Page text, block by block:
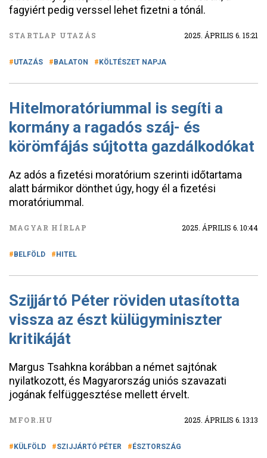
fagyiért pedig verssel lehet fizetni a tónál.
STARTLAP UTAZÁS 2025. ÁPRILIS 6. 15:21
UTAZÁS BALATON KÖLTÉSZET NAPJA
Hitelmoratóriummal is segíti a
kormány a ragadós száj- és
körömfájás sújtotta gazdálkodókat
Az adós a fizetési moratórium szerinti időtartama
alatt bármikor dönthet úgy, hogy él a fizetési
moratóriummal.
MAGYAR HÍRLAP 2025. ÁPRILIS 6. 10:44
BELFÖLD HITEL
Szijjártó Péter röviden utasította
vissza az észt külügyminiszter
kritikáját
Margus Tsahkna korábban a német sajtónak
nyilatkozott, és Magyarország uniós szavazati
jogának felfüggesztése mellett érvelt.
MFOR.HU 2025. ÁPRILIS 6. 13:13
KÜLFÖLD SZIJJÁRTÓ PÉTER ÉSZTORSZÁG